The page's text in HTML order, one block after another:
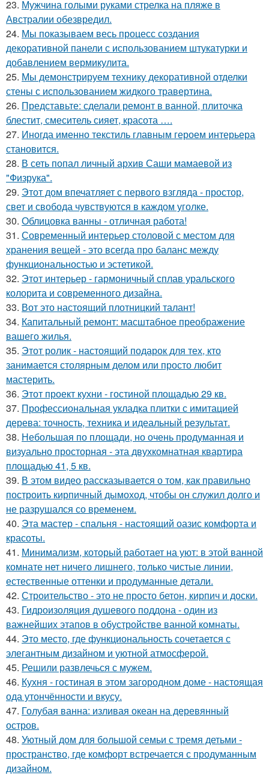
23. Мужчина голыми руками стрелка на пляже в
Австралии обезвредил.
24. Мы показываем весь процесс создания
декоративной панели с использованием штукатурки и
добавлением вермикулита.
25. Мы демонстрируем технику декоративной отделки
стены с использованием жидкого травертина.
26. Представьте: сделали ремонт в ванной, плиточка
блестит, смеситель сияет, красота ….
27. Иногда именно текстиль главным героем интерьера
становится.
28. В сеть попал личный архив Саши мамаевой из
"Физрука".
29. Этот дом впечатляет с первого взгляда - простор,
свет и свобода чувствуются в каждом уголке.
30. Облицовка ванны - отличная работа!
31. Современный интерьер столовой с местом для
хранения вещей - это всегда про баланс между
функциональностью и эстетикой.
32. Этот интерьер - гармоничный сплав уральского
колорита и современного дизайна.
33. Вот это настоящий плотницкий талант!
34. Капитальный ремонт: масштабное преображение
вашего жилья.
35. Этот ролик - настоящий подарок для тех, кто
занимается столярным делом или просто любит
мастерить.
36. Этот проект кухни - гостиной площадью 29 кв.
37. Профессиональная укладка плитки с имитацией
дерева: точность, техника и идеальный результат.
38. Небольшая по площади, но очень продуманная и
визуально просторная - эта двухкомнатная квартира
площадью 41, 5 кв.
39. В этом видео рассказывается о том, как правильно
построить кирпичный дымоход, чтобы он служил долго и
не разрушался со временем.
40. Эта мастер - спальня - настоящий оазис комфорта и
красоты.
41. Минимализм, который работает на уют: в этой ванной
комнате нет ничего лишнего, только чистые линии,
естественные оттенки и продуманные детали.
42. Строительство - это не просто бетон, кирпич и доски.
43. Гидроизоляция душевого поддона - один из
важнейших этапов в обустройстве ванной комнаты.
44. Это место, где функциональность сочетается с
элегантным дизайном и уютной атмосферой.
45. Решили развлечься с мужем.
46. Кухня - гостиная в этом загородном доме - настоящая
ода утончённости и вкусу.
47. Голубая ванна: изливая океан на деревянный
остров.
48. Уютный дом для большой семьи с тремя детьми -
пространство, где комфорт встречается с продуманным
дизайном.